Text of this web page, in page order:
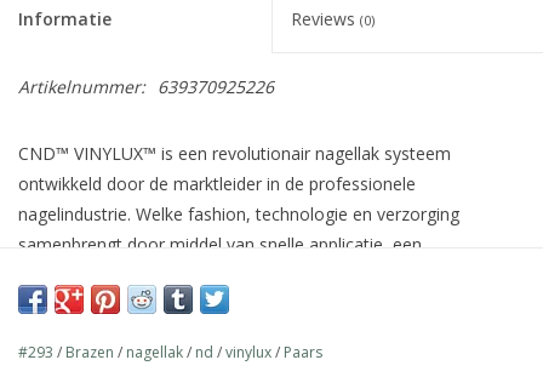
Informatie Reviews (0)
Artikelnummer: 639370925226
CND™ VINYLUX™ is een revolutionair nagellak systeem
ontwikkeld door de marktleider in de professionele
nagelindustrie. Welke fashion, technologie en verzorging
samenbrengt door middel van snelle applicatie, een
natuurlijke nagel zoals Jojoba olie, Vitamine E en Keratine en
wereldwijde fashion industrie.
#293 / Brazen / nagellak/ nd /vinylux/ Paars